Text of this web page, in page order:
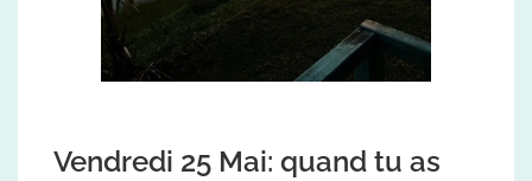
Vendredi 25 Mai: quand tu as